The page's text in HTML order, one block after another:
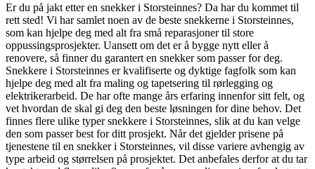
Er du på jakt etter en snekker i Storsteinnes? Da har du kommet til
rett sted! Vi har samlet noen av de beste snekkerne i Storsteinnes,
som kan hjelpe deg med alt fra små reparasjoner til store
oppussingsprosjekter. Uansett om det er å bygge nytt eller å
renovere, så finner du garantert en snekker som passer for deg.
Snekkere i Storsteinnes er kvalifiserte og dyktige fagfolk som kan
hjelpe deg med alt fra maling og tapetsering til rørlegging og
elektrikerarbeid. De har ofte mange års erfaring innenfor sitt felt, og
vet hvordan de skal gi deg den beste løsningen for dine behov. Det
finnes flere ulike typer snekkere i Storsteinnes, slik at du kan velge
den som passer best for ditt prosjekt. Når det gjelder prisene på
tjenestene til en snekker i Storsteinnes, vil disse variere avhengig av
type arbeid og størrelsen på prosjektet. Det anbefales derfor at du tar